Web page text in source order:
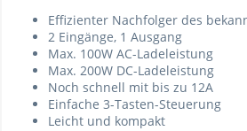
Effizienter Nachfolger des
2 Eingänge, 1 Ausgang
Max. 100W AC-Ladeleistung
Max. 200W DC-Ladeleistung
Noch schnell mit bis zu 12A
Einfache 3-Tasten-Steuerung
Leicht und kompakt